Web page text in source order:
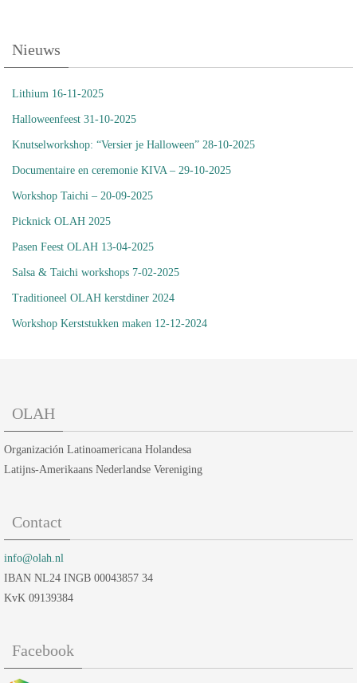
Nieuws
Lithium 16-11-2025
Halloweenfeest 31-10-2025
Knutselworkshop: “Versier je Halloween” 28-10-2025
Documentaire en ceremonie KIVA – 29-10-2025
Workshop Taichi – 20-09-2025
Picknick OLAH 2025
Pasen Feest OLAH 13-04-2025
Salsa & Taichi workshops 7-02-2025
Traditioneel OLAH kerstdiner 2024
Workshop Kerststukken maken 12-12-2024
OLAH
Organización Latinoamericana Holandesa
Latijns-Amerikaans Nederlandse Vereniging
Contact
info@olah.nl
IBAN NL24 INGB 00043857 34
KvK 09139384
Facebook